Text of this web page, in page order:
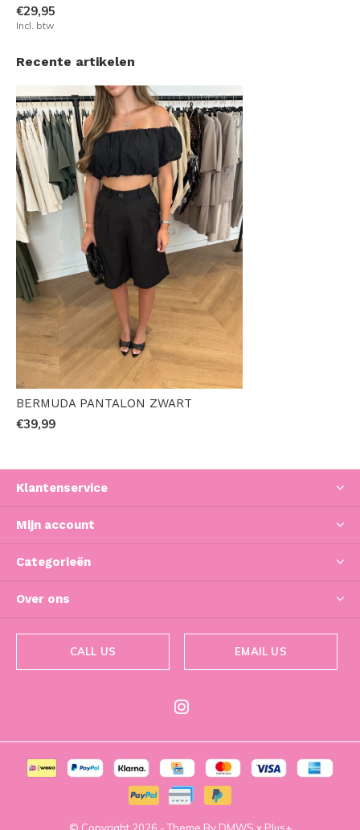
€29,95
Incl. btw
Recente artikelen
BERMUDA PANTALON ZWART
€39,99
Klantenservice
Mijn account
Categorieën
Over ons
CALL US EMAIL US